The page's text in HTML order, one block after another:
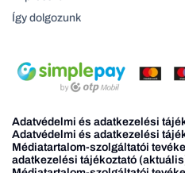
Így dolgozunk
Adatvédelmi és adatkezelési
Adatvédelmi és adatkezelési
Médiatartalom-szolgáltatói
adatkezelési tájékoztató